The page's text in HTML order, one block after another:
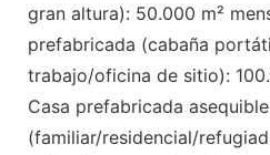
gran altura): 50.000 m²
prefabricada (cabaña
trabajo/oficina de sitio):
Casa prefabricada asequible
(familiar/residencial/